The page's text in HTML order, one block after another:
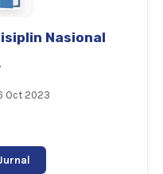
Nasional
Oct 2023